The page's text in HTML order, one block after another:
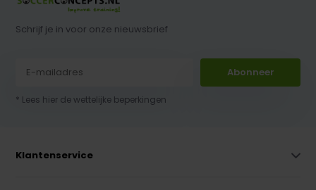
Schrijf je in voor onze nieuwsbrief
Abonneer
* Lees hier de wettelijke beperkingen
Klantenservice